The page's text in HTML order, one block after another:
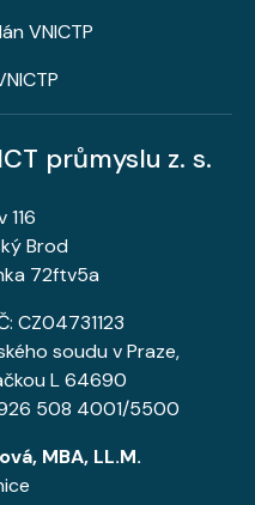
VNICTP
průmyslu z. s.
Brod
72ftv5a
CZ04731123
soudu v Praze,
L 64690
508 4001/5500
MBA, LL.M.